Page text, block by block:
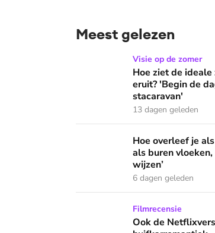
Meest gelezen
Hoe ziet de ideale zomerdag
Visie op de zomer
Hoe ziet de
eruit? 'Begin de
stacaravan'
13 dagen geleden
Hoe overleef je als christen de
Hoe overleef je
als buren
wijzen’
6 dagen geleden
Ook de Netflixversie van ‘Het
Filmrecensie
Ook de